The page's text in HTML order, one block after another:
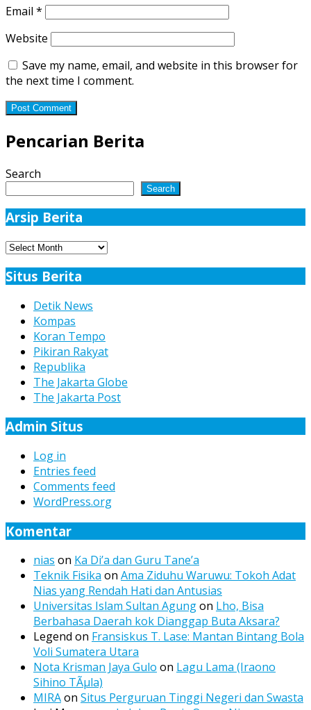
Email *
Website
Save my name, email, and website in this browser for
the next time I comment.
Pencarian Berita
Search
Search
Arsip Berita
Arsip
Situs Berita
Detik News
Kompas
Koran Tempo
Pikiran Rakyat
Republika
The Jakarta Globe
The Jakarta Post
Admin Situs
Log in
Entries feed
Comments feed
WordPress.org
Komentar
nias on Ka Di’a dan Guru Tane’a
Teknik Fisika on Ama Ziduhu Waruwu: Tokoh Adat
Nias yang Rendah Hati dan Antusias
Universitas Islam Sultan Agungon Lho, Bisa
Berbahasa Daerah kok Dianggap Buta Aksara?
Legend on Fransiskus T. Lase: Mantan Bintang Bola
Voli Sumatera Utara
Nota Krisman Jaya Gulo on Lagu Lama (Iraono
Sihino TÃµla)
MIRAon Situs Perguruan Tinggi Negeri dan Swasta